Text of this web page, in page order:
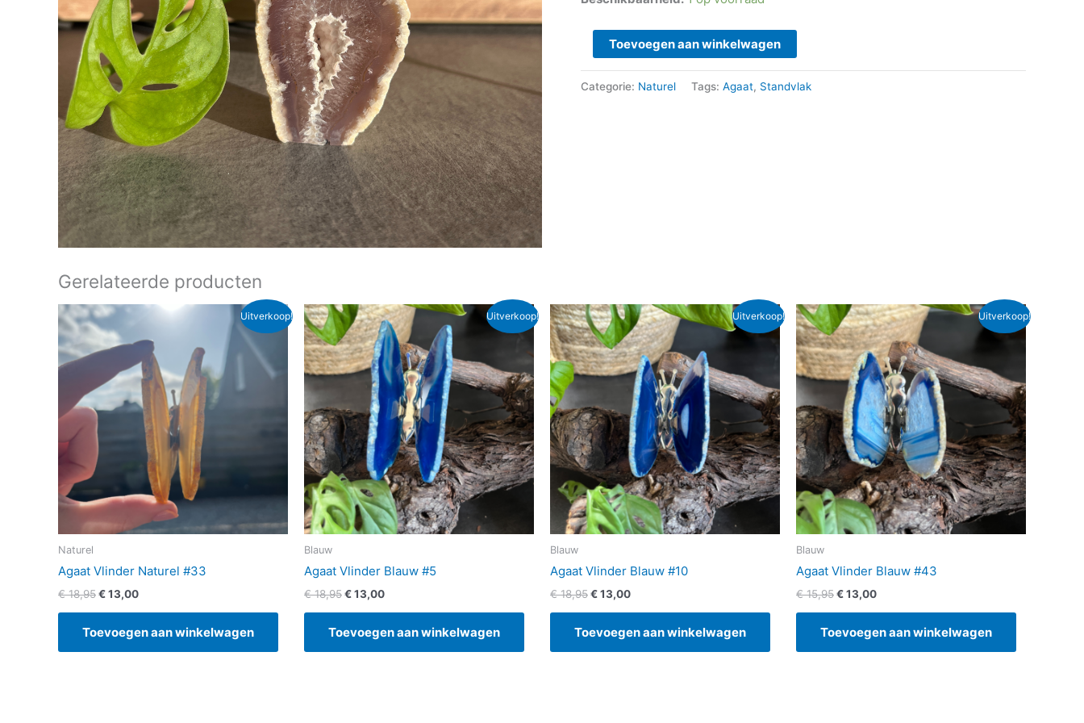
Toevoegen aan winkelwagen
Categorie: Naturel Tags: Agaat, Standvlak
Gerelateerde producten
Uitverkoop!
Naturel
Agaat Vlinder Naturel #33
€18,95
Oorspronkelijke
prijs
was:
€ 18,95.
€13,00
Huidige
is:
€ 13,00.
Toevoegen aan winkelwagen
Uitverkoop!
Blauw
Agaat Vlinder Blauw #5
€18,95
Oorspronkelijke
prijs
was:
€ 18,95.
€13,00
Huidige
prijs
is:
€ 13,00.
Toevoegen aan winkelwagen
Uitverkoop!
Blauw
Agaat Vlinder Blauw #10
€18,95
Oorspronkelijke
prijs
was:
€ 18,95.
€13,00
Huidige
prijs
is:
€ 13,00.
Toevoegen aan winkelwagen
Uitverkoop!
Blauw
Agaat Vlinder Blauw #43
€15,95
Oorspronkelijke
prijs
was:
€ 15,95.
€13,00
Huidige
prijs
is:
€ 13,00.
Toevoegen aan winkelwagen